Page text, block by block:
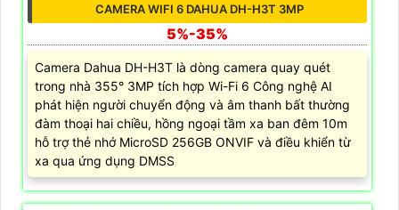
CAMERA WIFI 6 DAHUA DH-H3T 3MP
5%-35%
Camera Dahua DH-H3T là dòng camera quay quét
trong nhà 355° 3MP tích hợp Wi-Fi 6 Công nghệ AI
phát hiện người chuyển động và âm thanh bất thường
đàm thoại hai chiều, hồng ngoại tầm xa ban đêm 10m
hỗ trợ thẻ nhớ MicroSD 256GB ONVIF và điều khiển từ
xa qua ứng dụng DMSS